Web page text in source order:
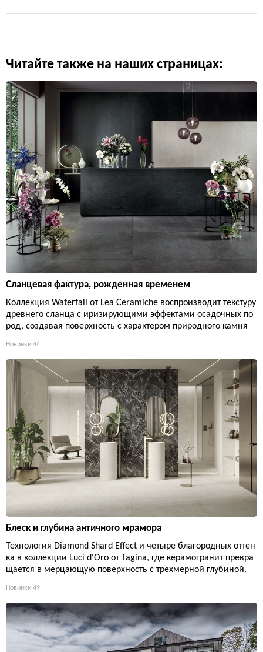
Читайте также на наших страницах:
Сланцевая фактура, рожденная временем
Коллекция Waterfall от Lea Ceramiche воспроизводит текстуру
древнего сланца с иризирующими эффектами осадочных по
род, создавая поверхность с характером природного камня
Новинки 44
Блеск и глубина античного мрамора
Технология Diamond Shard Effect и четыре благородных оттен
ка в коллекции Luci d'Oro от Tagina, где керамогранит превра
щается в мерцающую поверхность с трехмерной глубиной.
Новинки 49